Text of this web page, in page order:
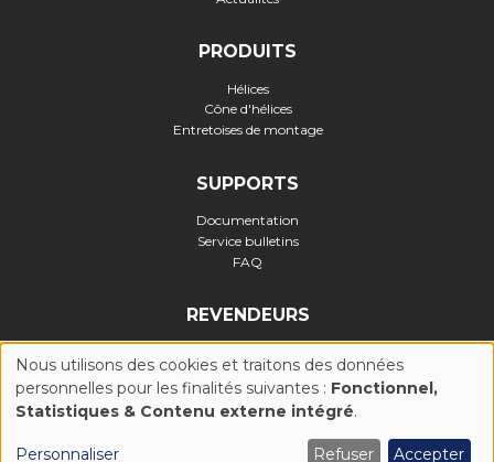
PRODUITS
Hélices
Cône d'hélices
Entretoises de montage
SUPPORTS
Documentation
Service bulletins
FAQ
REVENDEURS
Politique de confidentialité-Politique Cookies (UE)
UTILISATION
DES
Nous utilisons des cookies et traitons des données
personnelles pour les finalités suivantes : Fonctionnel,
Statistiques & Contenu externe intégré.
Personnaliser Refuser Accepter